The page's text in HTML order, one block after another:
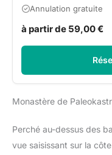
Annulation gratuite
à partir de 59,00 €
Monastère de
Perché au-dessus des
vue saisissant sur la